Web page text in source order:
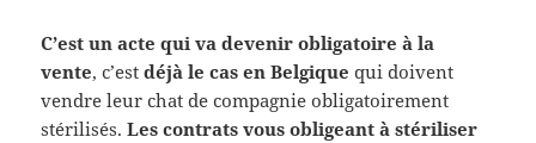
C’est un acte qui va devenir obligatoire à la
vente, c’estdéjà le cas en Belgique qui doivent
vendre leur chat de compagnie obligatoirement
stérilisés.Les contrats vous obligeant à stériliser